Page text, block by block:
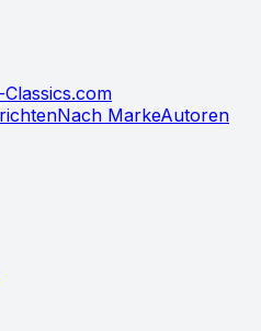
Nach MarkeAutoren